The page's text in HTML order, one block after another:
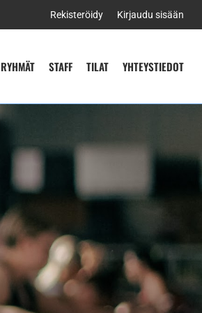
Rekisteröidy Kirjaudu sisään
STAFF TILAT YHTEYSTIEDOT